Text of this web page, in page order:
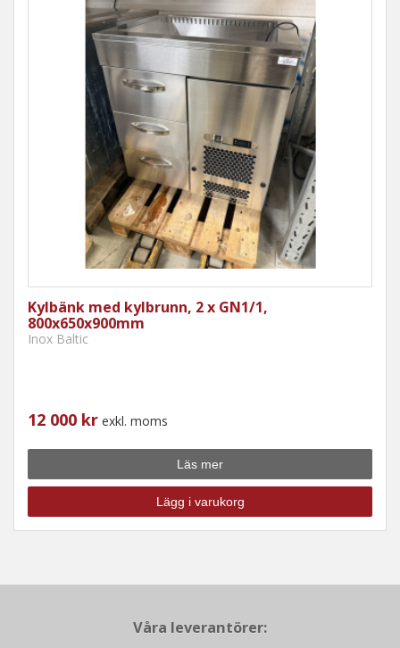
Kylbänk med kylbrunn, 2 x GN1/1,
800x650x900mm
Inox Baltic
12 000 kr exkl. moms
Läs mer
Lägg i varukorg
Våra leverantörer: